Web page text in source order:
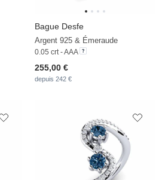
Bague Desfe
Argent 925 & Émeraude
0.05 crt - AAA
255,00 €
depuis 242 €